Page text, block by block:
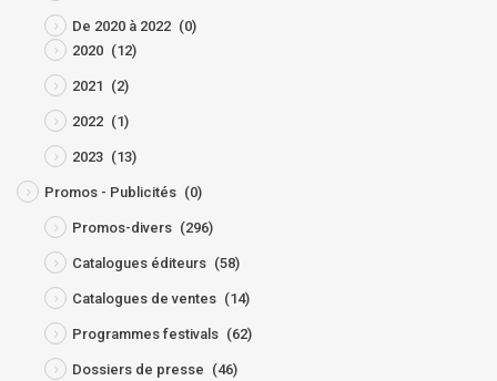
De 2020 à 2022 (0)
2020 (12)
2021 (2)
2022 (1)
2023 (13)
Promos - Publicités (0)
Promos-divers (296)
Catalogues éditeurs (58)
Catalogues de ventes (14)
Programmes festivals (62)
Dossiers de presse (46)